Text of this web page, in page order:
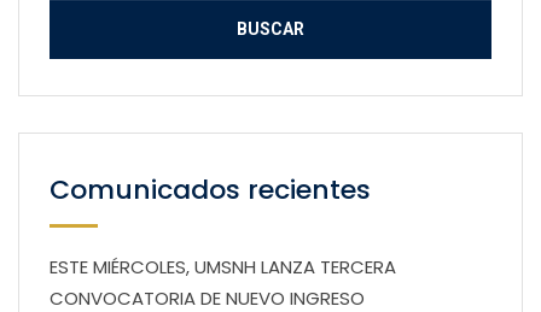
Comunicados recientes
ESTE MIÉRCOLES, UMSNH LANZA TERCERA
CONVOCATORIA DE NUEVO INGRESO